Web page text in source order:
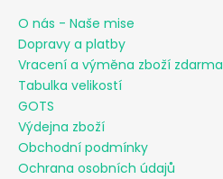
O nás - Naše mise
Dopravy a platby
Vracení a výměna zboží zdarma
Tabulka velikostí
GOTS
Výdejna zboží
Obchodní podmínky
Ochrana osobních údajů